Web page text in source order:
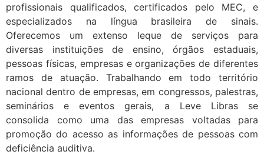
profissionais qualificados, certificados pelo MEC, e
especializados na língua brasileira de sinais.
Oferecemos um extenso leque de serviços para
diversas instituições de ensino, órgãos estaduais,
pessoas físicas, empresas e organizações de diferentes
ramos de atuação. Trabalhando em todo território
nacional dentro de empresas, em congressos, palestras,
seminários e eventos gerais, a Leve Libras se
consolida como uma das empresas voltadas para
promoção do acesso as informações de pessoas com
deficiência auditiva.